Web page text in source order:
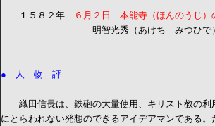
１５８２年
６月２日 本能寺（ほんのうじ
明智光秀（あけち みつひで）の反
● 人 物 評
織田信長は、鉄砲の大量使用、キリスト教の利
にとらわれない発想のできるアイデアマンである